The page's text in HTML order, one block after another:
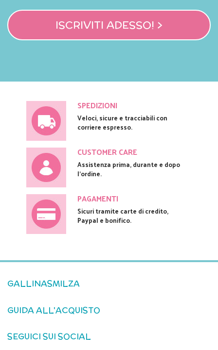
ISCRIVITI ADESSO! >
SPEDIZIONI
Veloci, sicure e tracciabili con
corriere espresso.
CUSTOMER CARE
Assistenza prima, durante e dopo
l'ordine.
PAGAMENTI
Sicuri tramite carte di credito,
Paypal e bonifico.
GALLINASMILZA
GUIDA ALL'ACQUISTO
SEGUICI SUI SOCIAL